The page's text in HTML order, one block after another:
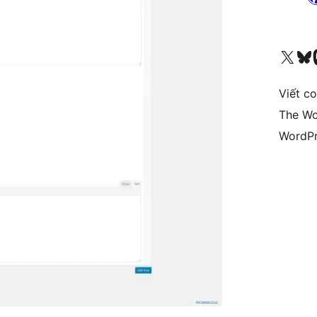
Truy cập tài khoản X (trước đây là Twitter) của chúng tôiVisit
Viết
The